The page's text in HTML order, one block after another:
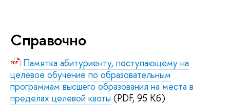
Справочно
Памятка абитуриенту, поступающему на
целевое обучение по образовательным
программам высшего образования на места в
пределах целевой квоты (PDF, 95 Кб)